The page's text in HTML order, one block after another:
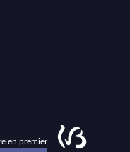
en premier